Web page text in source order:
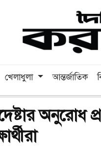
খেলাধুলা আন্তর্জাতিক
অনুরোধ